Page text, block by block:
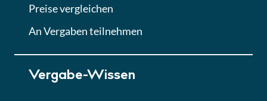
Abgabe von Angeboten
Lektion
Lektion 7
Finales Quiz
Preise vergleichen
An Vergaben teilnehmen
Vergabe-Wissen